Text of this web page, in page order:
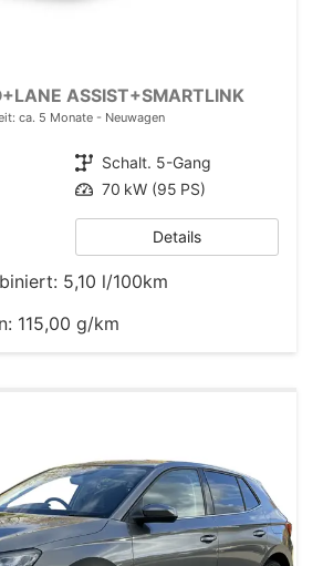
ASSIST+SMARTLINK
ca. 5 Monate Neuwagen
Getriebe Schalt. 5-Gang
Leistung 70 kW (95 PS)
Details
5,10 l/100km
115,00 g/km